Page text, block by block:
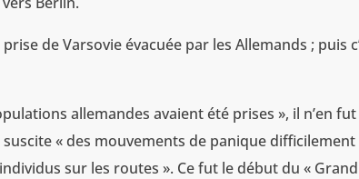
de Varsovie évacuée par les Allemands ; puis
allemandes avaient été prises », il n’en fut
« des mouvements de panique difficilement
sur les routes ». Ce fut le début du « Grand